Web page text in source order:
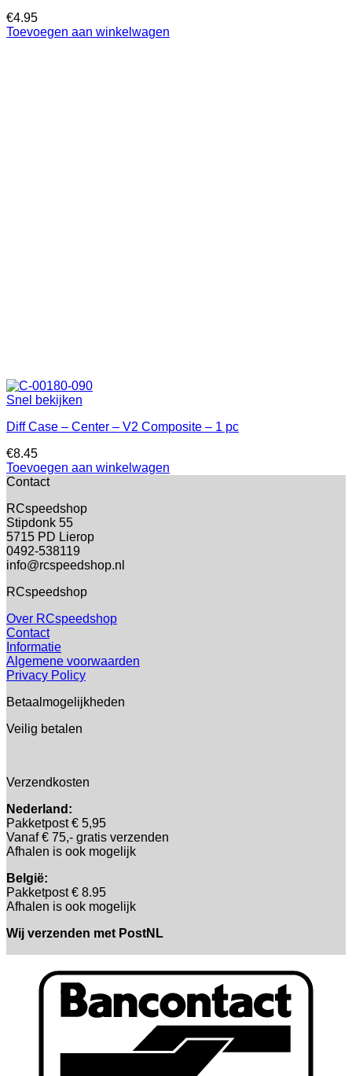
€4.95
Toevoegen aan winkelwagen
Snel bekijken
Diff Case – Center – V2 Composite – 1 pc
€8.45
Toevoegen aan winkelwagen
Contact
RCspeedshop
Stipdonk 55
5715 PD Lierop
0492-538119
info@rcspeedshop.nl
RCspeedshop
Over RCspeedshop
Contact
Informatie
Algemene voorwaarden
Privacy Policy
Betaalmogelijkheden
Veilig betalen
Verzendkosten
Nederland:
Pakketpost € 5,95
Vanaf € 75,- gratis verzenden
Afhalen is ook mogelijk
België:
Pakketpost € 8.95
Afhalen is ook mogelijk
Wij verzenden met PostNL